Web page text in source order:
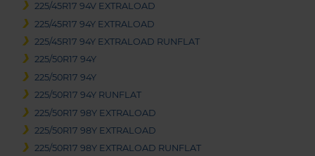
225/45R17 94V EXTRALOAD
225/45R17 94Y EXTRALOAD
225/45R17 94Y EXTRALOAD RUNFLAT
225/50R17 94Y
225/50R17 94Y
225/50R17 94Y RUNFLAT
225/50R17 98Y EXTRALOAD
225/50R17 98Y EXTRALOAD
225/50R17 98Y EXTRALOAD RUNFLAT